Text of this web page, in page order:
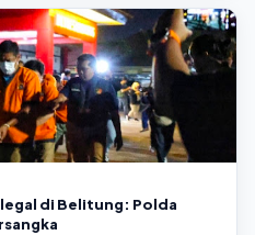
Ilegal di Belitung: Polda